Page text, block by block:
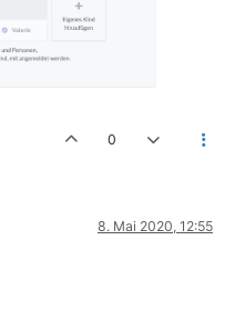
0
8. Mai 2020, 12:55